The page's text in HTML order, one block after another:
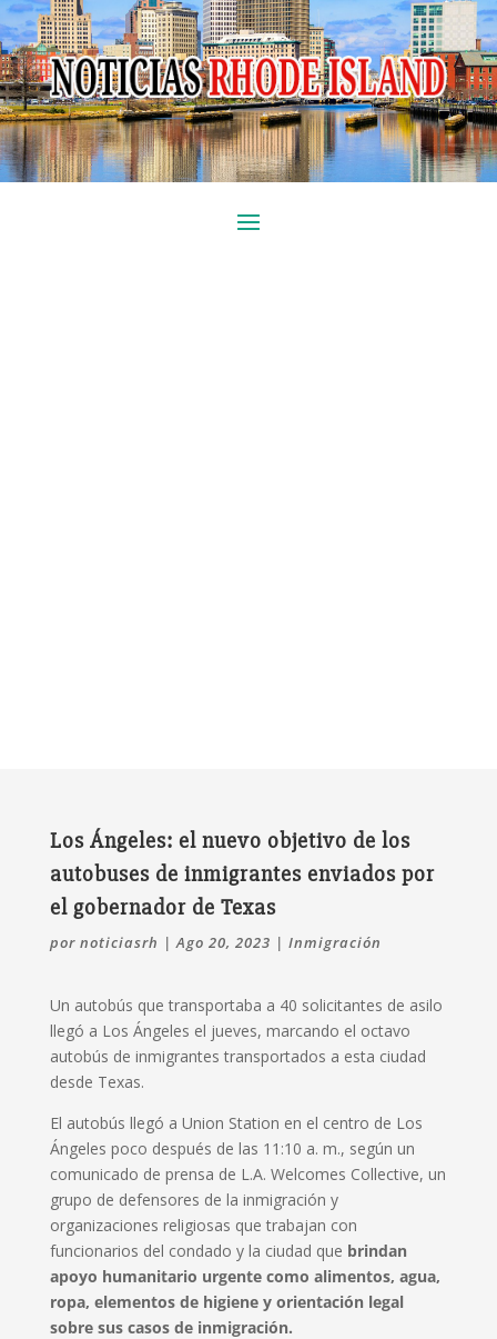
Los Ángeles: el nuevo objetivo de los
autobuses de inmigrantes enviados por
el gobernador de Texas
por noticiasrh |Ago 20, 2023 | Inmigración
Un autobús que transportaba a 40 solicitantes de asilo
llegó a Los Ángeles el jueves, marcando el octavo
autobús de inmigrantes transportados a esta ciudad
desde Texas.
El autobús llegó a Union Station en el centro de Los
Ángeles poco después de las 11:10 a. m., según un
comunicado de prensa de L.A. Welcomes Collective, un
grupo de defensores de la inmigración y
organizaciones religiosas que trabajan con
funcionarios del condado y la ciudad que brindan
apoyo humanitario urgente como alimentos, agua,
ropa, elementos de higiene y orientación legal
sobre sus casos de inmigración.